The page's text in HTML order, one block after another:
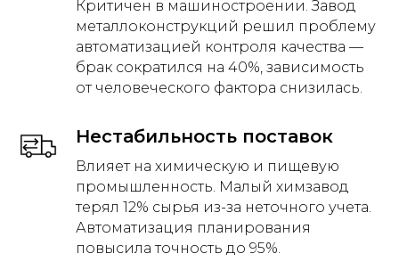
Критичен в машиностроении. Завод
металлоконструкций решил проблему
автоматизацией контроля качества —
брак сократился на 40%, зависимость
от человеческого фактора снизилась.
Нестабильность поставок
Влияет на химическую и пищевую
промышленность. Малый химзавод
терял 12% сырья из-за неточного учета.
Автоматизация планирования
повысила точность до 95%.